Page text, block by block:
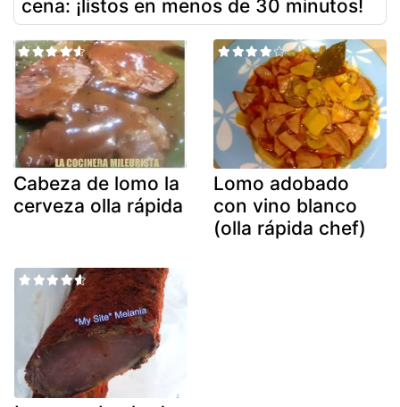
cena: ¡listos en menos de 30 minutos!
Cabeza de lomo la
cerveza olla rápida
Lomo adobado
con vino blanco
(olla rápida chef)